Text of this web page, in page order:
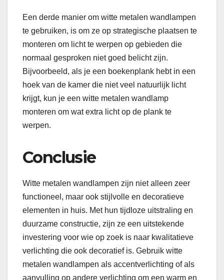
Een derde manier om witte metalen wandlampen
te gebruiken, is om ze op strategische plaatsen te
monteren om licht te werpen op gebieden die
normaal gesproken niet goed belicht zijn.
Bijvoorbeeld, als je een boekenplank hebt in een
hoek van de kamer die niet veel natuurlijk licht
krijgt, kun je een witte metalen wandlamp
monteren om wat extra licht op de plank te
werpen.
Conclusie
Witte metalen wandlampen zijn niet alleen zeer
functioneel, maar ook stijlvolle en decoratieve
elementen in huis. Met hun tijdloze uitstraling en
duurzame constructie, zijn ze een uitstekende
investering voor wie op zoek is naar kwalitatieve
verlichting die ook decoratief is. Gebruik witte
metalen wandlampen als accentverlichting of als
aanvulling op andere verlichting om een ​​warm en